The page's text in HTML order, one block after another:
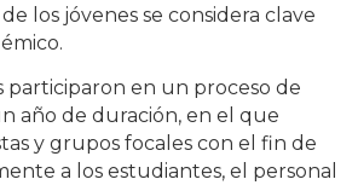
los jóvenes se considera clave
participaron en un proceso de
año de duración, en el que
y grupos focales con el fin de
a los estudiantes, el personal